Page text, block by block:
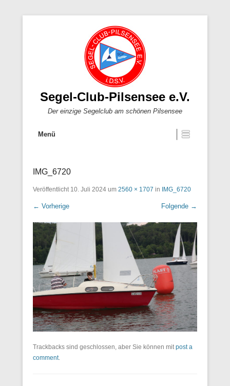
Segel-Club-Pilsensee e.V.
Der einzige Segelclub am schönen Pilsensee
Menü
IMG_6720
Veröffentlicht 10. Juli 2024 um 2560 × 1707 in IMG_6720
← Vorherige Folgende →
Trackbacks sind geschlossen, aber Sie können mitpost a
comment.